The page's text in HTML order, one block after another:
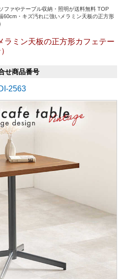
ファやテーブル収納・照明が送料無料 TOP
60cm・キズ汚れに強いメラミン天板の正方形
ラミン天板の正方形カフェテー
せ商品番号
2563